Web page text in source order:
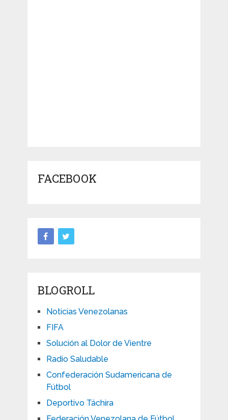
FACEBOOK
BLOGROLL
Noticias Venezolanas
FIFA
Solución al Dolor de Vientre
Radio Saludable
Confederación Sudamericana de
Fútbol
Deportivo Táchira